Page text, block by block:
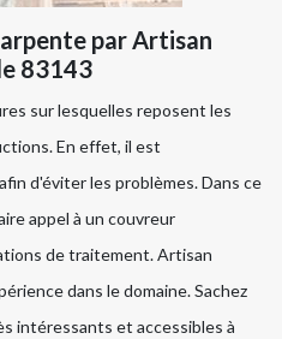
par Artisan
83143
sur lesquelles reposent les
En effet, il est
d'éviter les problèmes. Dans ce
appel à un couvreur
de traitement. Artisan
dans le domaine. Sachez
intéressants et accessibles à